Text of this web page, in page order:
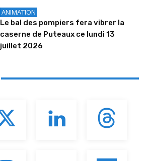
ANIMATION
Le bal des pompiers fera vibrer la
caserne de Puteaux ce lundi 13
juillet 2026